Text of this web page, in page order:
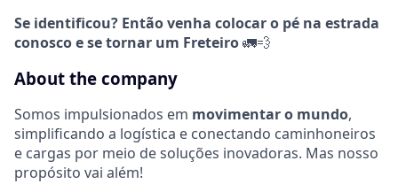
Se identificou? Então venha colocar o pé na estrada
conosco e se tornar um Freteiro🚛💨
About the company
Somos impulsionados em movimentar o mundo,
simplificando a logística e conectando caminhoneiros
e cargas por meio de soluções inovadoras. Mas nosso
propósito vai além!